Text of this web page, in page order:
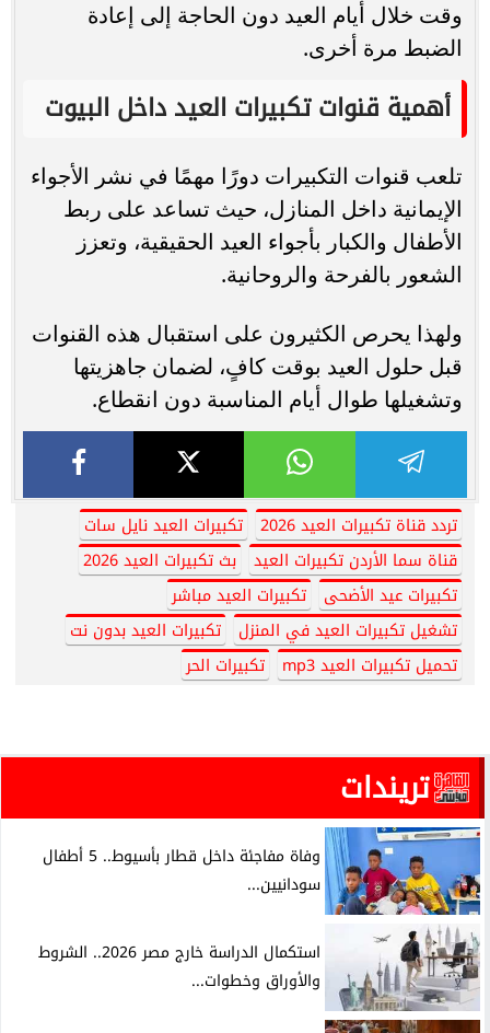
وقت خلال أيام العيد دون الحاجة إلى إعادة
الضبط مرة أخرى.
أهمية قنوات تكبيرات العيد داخل البيوت
تلعب قنوات التكبيرات دورًا مهمًا في نشر الأجواء
الإيمانية داخل المنازل، حيث تساعد على ربط
الأطفال والكبار بأجواء العيد الحقيقية، وتعزز
الشعور بالفرحة والروحانية.
ولهذا يحرص الكثيرون على استقبال هذه القنوات
قبل حلول العيد بوقت كافٍ، لضمان جاهزيتها
وتشغيلها طوال أيام المناسبة دون انقطاع.
تردد قناة تكبيرات العيد 2026
تكبيرات العيد نايل سات
قناة سما الأردن تكبيرات العيد
بث تكبيرات العيد 2026
تكبيرات عيد الأضحى
تكبيرات العيد مباشر
تشغيل تكبيرات العيد في المنزل
تكبيرات العيد بدون نت
تحميل تكبيرات العيد mp3
تكبيرات الحر
تريندات
وفاة مفاجئة داخل قطار بأسيوط.. 5 أطفال
سودانيين...
استكمال الدراسة خارج مصر 2026.. الشروط
والأوراق وخطوات...